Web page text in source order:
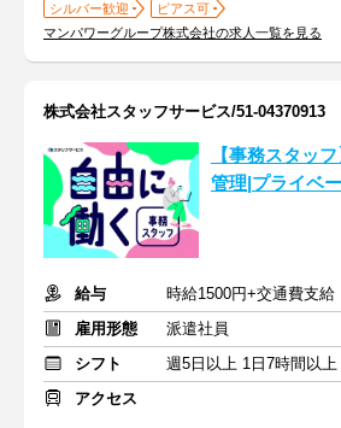
シルバー歓迎
ピアス可
マンパワーグループ株式会社の求人一覧を見る
株式会社スタッフサービス/51-04370913
【事務スタッ
管理|プライベ
給与
時給1500円+交通費支給
雇用形態
派遣社員
シフト
週5日以上 1日7時間以上
アクセス